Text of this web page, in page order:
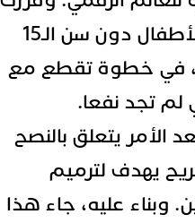
السلطات الفرنسية منع الأطفال دون سن الـ15
في خطوة تقطع مع
تجد نفعا.
يتعلق بالنصح
يهدف لترميم
وبناء عليه، جاء هذا